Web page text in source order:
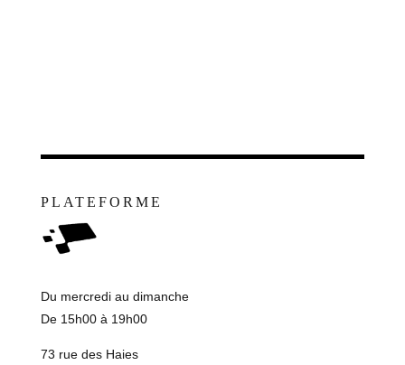
PLATEFORME
Du mercredi au dimanche
De 15h00 à 19h00
73 rue des Haies